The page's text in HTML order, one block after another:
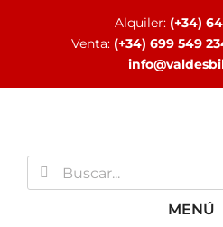
Alquiler: (+34)
Venta: (+34) 699 549
Buscar:
MENÚ